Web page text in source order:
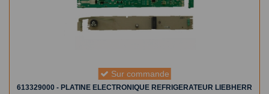
Sur commande
613329000 - PLATINE ELECTRONIQUE REFRIGERATEUR LIEBHERR